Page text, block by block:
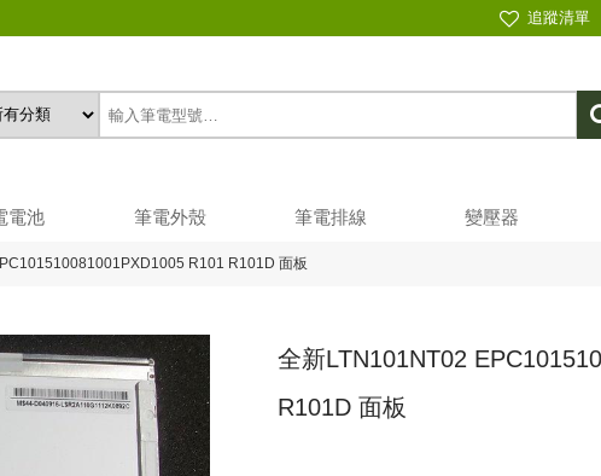
追蹤清單
電池 筆電外殼 筆電排線 變壓器
R101 R101D 面板
全新LTN101NT02
R101D 面板